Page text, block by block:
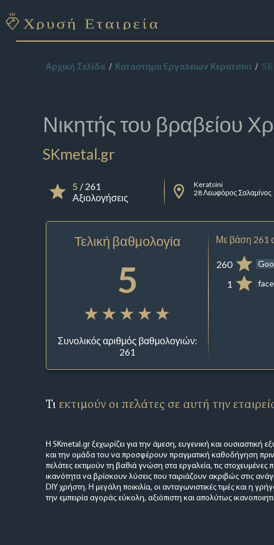
Αρχική Σελίδα Κατάστημα Εργαλείων Κερατσίνι
Νικητής του βραβείου
SKmetal.gr
5 / 261
Αξιολογήσεις
Keratsíni
28 Λεωφόρος Σαλαμίνος
Τελική βαθμολογία
5
Συνολικός αριθμός βαθμολογιών:
261
Με βάση 261
260
1
Τι εκτιμούν οι πελάτες σε αυτή την
Η SKmetal.gr ξεχωρίζει για την άμεση, ευγενική και ουσιαστική
και την ομάδα του να προσφέρουν πραγματική καθοδήγηση
πελάτες εκτιμούν τη βαθιά γνώση στα εργαλεία, τις στοχευμένες
ικανότητα να βρίσκουν λύσεις που ταιριάζουν ακριβώς στις
DIY χρήστη. Η μεγάλη ποικιλία, οι ανταγωνιστικές τιμές και η
την εμπειρία αγοράς εύκολη, αξιόπιστη και απολύτως